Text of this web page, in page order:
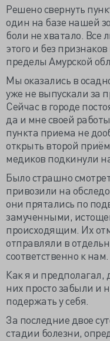
Решено свернуть
один на базе нашей
боли не хватало. Все
этого и без
пределы Амурской
Мы оказались в
уже не выпускали за
Сейчас в городе
да и мне своей
пункта приема не
открыть второй
медиков подкинули
Было страшно
привозили на
они прятались по
замученными,
происходящим. Их
отправляли в
соответственно к нам.
Как я и предполагал,
них просто забыли и
подержать у себя.
За последние двое
стадии болезни,